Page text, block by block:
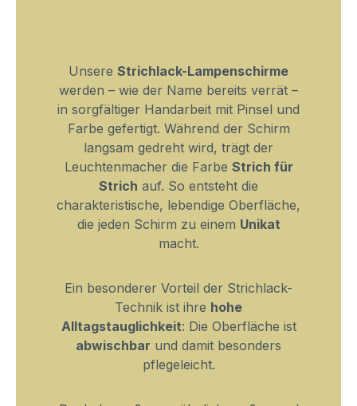
Unsere Strichlack-Lampenschirme
werden – wie der Name bereits verrät –
in sorgfältiger Handarbeit mit Pinsel und
Farbe gefertigt. Während der Schirm
langsam gedreht wird, trägt der
Leuchtenmacher die Farbe Strich für
Strich auf. So entsteht die
charakteristische, lebendige Oberfläche,
die jeden Schirm zu einem Unikat
macht.
Ein besonderer Vorteil der Strichlack-
Technik ist ihre hohe
Alltagstauglichkeit: Die Oberfläche ist
abwischbar und damit besonders
pflegeleicht.